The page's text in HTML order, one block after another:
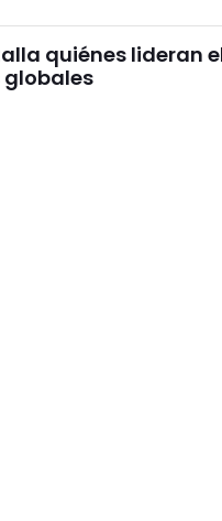
quiénes lideran
globales